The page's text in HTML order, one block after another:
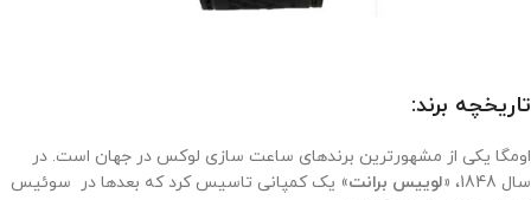
تاریخچه برند:
اومگا یکی از مشهورترین برندهای ساعت سازی لوکس در جهان است. در
سال 1848،
«لوییس برانت» یک کمپانی تاسیس کرد که بعدها در سوئیس